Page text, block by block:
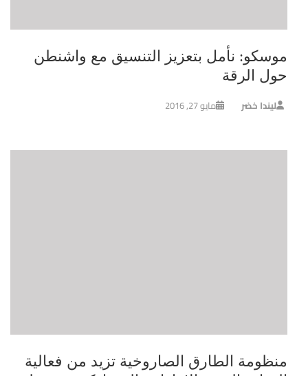
موسكو: نأمل بتعزيز التنسيق مع واشنطن
حول الرقة
ليندا خضر مايو 27, 2016
منظومة الطارق الصاروخية تزيد من فعالية